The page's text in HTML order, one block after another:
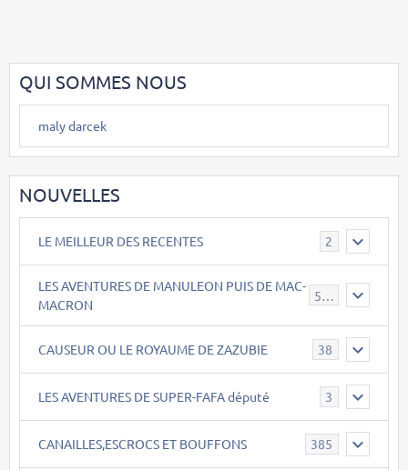
QUI SOMMES NOUS
maly darcek
NOUVELLES
LE MEILLEUR DES RECENTES 2
LES AVENTURES DE MANULEON PUIS DE MAC-
MACRON
CAUSEUR OU LE ROYAUME DE ZAZUBIE 38
LES AVENTURES DE SUPER-FAFA député 3
CANAILLES,ESCROCS ET BOUFFONS 385